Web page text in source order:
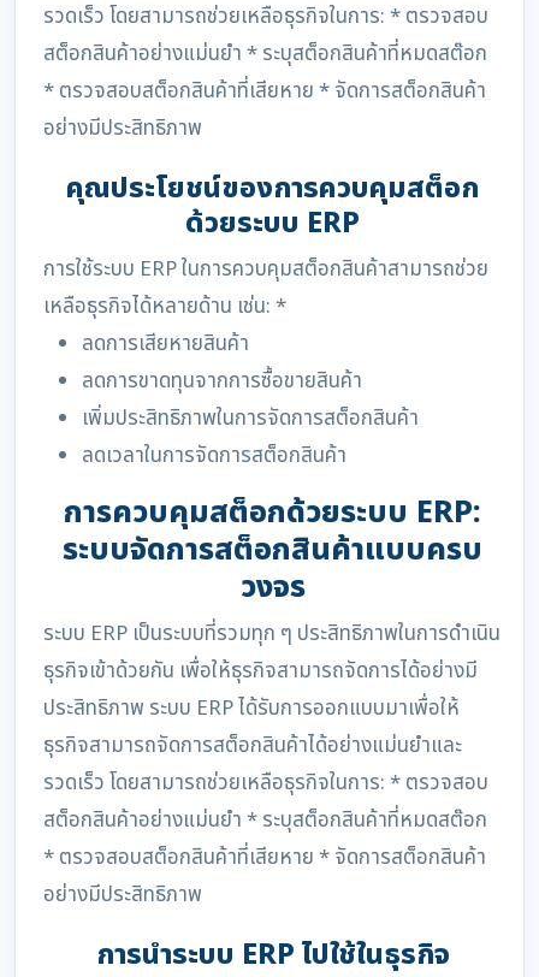
รวดเร็ว โดยสามารถช่วยเหลือธุรกิจในการ: * ตรวจสอบ
สต็อกสินค้าอย่างแม่นยำ * ระบุสต็อกสินค้าที่หมดสต๊อก
* ตรวจสอบสต็อกสินค้าที่เสียหาย * จัดการสต็อกสินค้า
อย่างมีประสิทธิภาพ
คุณประโยชน์ของการควบคุมสต็อก
ด้วยระบบ ERP
การใช้ระบบ ERP ในการควบคุมสต็อกสินค้าสามารถช่วย
เหลือธุรกิจได้หลายด้าน เช่น: *
ลดการเสียหายสินค้า
ลดการขาดทุนจากการซื้อขายสินค้า
เพิ่มประสิทธิภาพในการจัดการสต็อกสินค้า
ลดเวลาในการจัดการสต็อกสินค้า
การควบคุมสต็อกด้วยระบบ ERP:
ระบบจัดการสต็อกสินค้าแบบครบ
วงจร
ระบบ ERP เป็นระบบที่รวมทุก ๆ ประสิทธิภาพในการดำเนิน
ธุรกิจเข้าด้วยกัน เพื่อให้ธุรกิจสามารถจัดการได้อย่างมี
ประสิทธิภาพ ระบบ ERP ได้รับการออกแบบมาเพื่อให้
ธุรกิจสามารถจัดการสต็อกสินค้าได้อย่างแม่นยำและ
รวดเร็ว โดยสามารถช่วยเหลือธุรกิจในการ: * ตรวจสอบ
สต็อกสินค้าอย่างแม่นยำ * ระบุสต็อกสินค้าที่หมดสต๊อก
* ตรวจสอบสต็อกสินค้าที่เสียหาย * จัดการสต็อกสินค้า
อย่างมีประสิทธิภาพ
การนำระบบ ERP ไปใช้ในธุรกิจ